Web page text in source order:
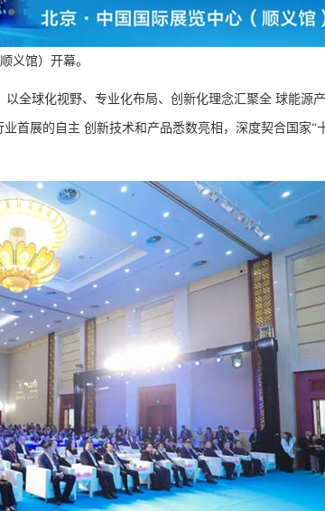
义馆）开幕。
全球化视野、专业化布局、创新化理念汇聚全 球能源
首展的自主 创新技术和产品悉数亮相，深度契合国家